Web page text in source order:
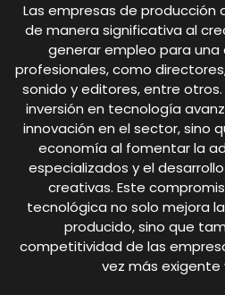
Las empresas de producción
de manera significativa al
generar empleo para
profesionales, como
sonido y editores, entre
inversión en tecnología
innovación en el sector, sino
economía al fomentar la
especializados y el
creativas. Este
tecnológica no solo mejora
producido, sino que
competitividad de las
vez más exigente